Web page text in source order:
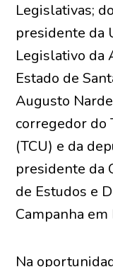
Legislativas;
presidente da
Legislativo da
Estado de
Augusto
corregedor do
(TCU) e da
presidente da
de Estudos e
Campanha
Na